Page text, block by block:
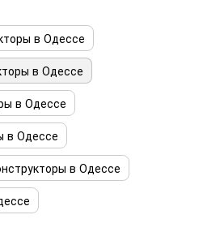
в Одессе
в Одессе
в Одессе
в Одессе
в Одессе